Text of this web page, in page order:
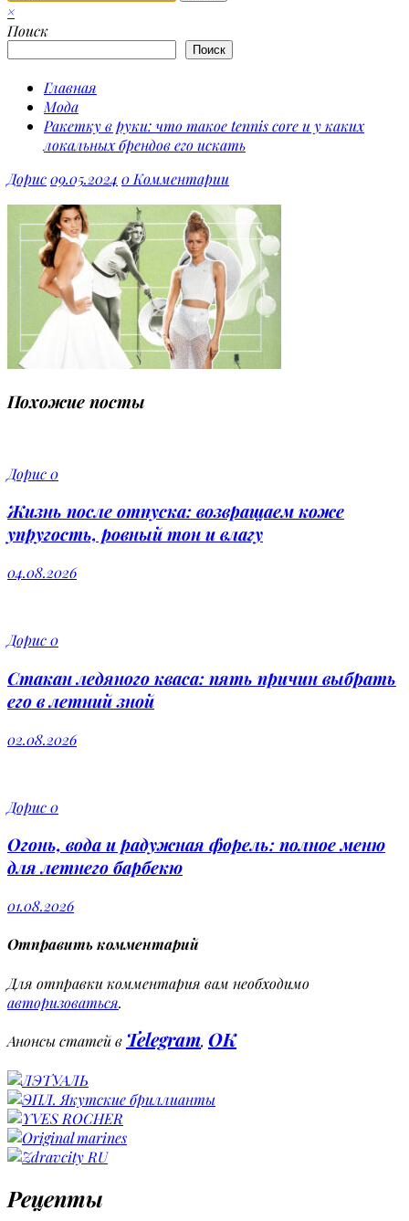
×
Поиск
Поиск
Главная
Мода
Ракетку в руки: что такое tennis core и у каких
локальных брендов его искать
Дорис09.05.2024 0 Комментарии
Похожие посты
Дорис0
Жизнь после отпуска: возвращаем коже
упругость, ровный тон и влагу
04.08.2026
Дорис0
Стакан ледяного кваса: пять причин выбрать
его в летний зной
02.08.2026
Дорис0
Огонь, вода и радужная форель: полное меню
для летнего барбекю
01.08.2026
Отправить комментарий
Для отправки комментария вам необходимо
авторизоваться.
Анонсы статей в Telegram, OK
Рецепты